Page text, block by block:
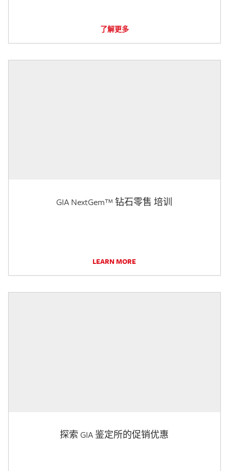
了解更多
GIA NextGem™ 钻石零售 培训
LEARN MORE
探索 GIA 鉴定所的促销优惠